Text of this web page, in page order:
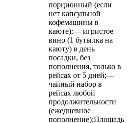
порционный (если
нет капсульной
кофемашины в
каюте);— игристое
вино (1 бутылка на
каюту) в день
посадки, без
пополнения, только в
рейсах от 5 дней;—
чайный набор в
рейсах любой
продолжительности
(ежедневное
пополнение);Площадь